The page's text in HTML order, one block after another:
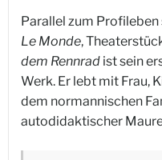
Parallel zum
Le Monde,
dem Rennrad ist sein
Werk. Er lebt mit Frau,
dem normannischen
autodidaktischer